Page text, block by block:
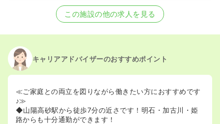
正・准看護師の募集を休止
正・准看護師の募集を開始
この施設の他の求人を見る
キャリアアドバイザーのおすすめポイント
≪ご家庭との両立を図りながら働きたい方におすすめです
♪≫
◆山陽高砂駅から徒歩7分の近さです！明石・加古川・姫
路からも十分通勤ができます！